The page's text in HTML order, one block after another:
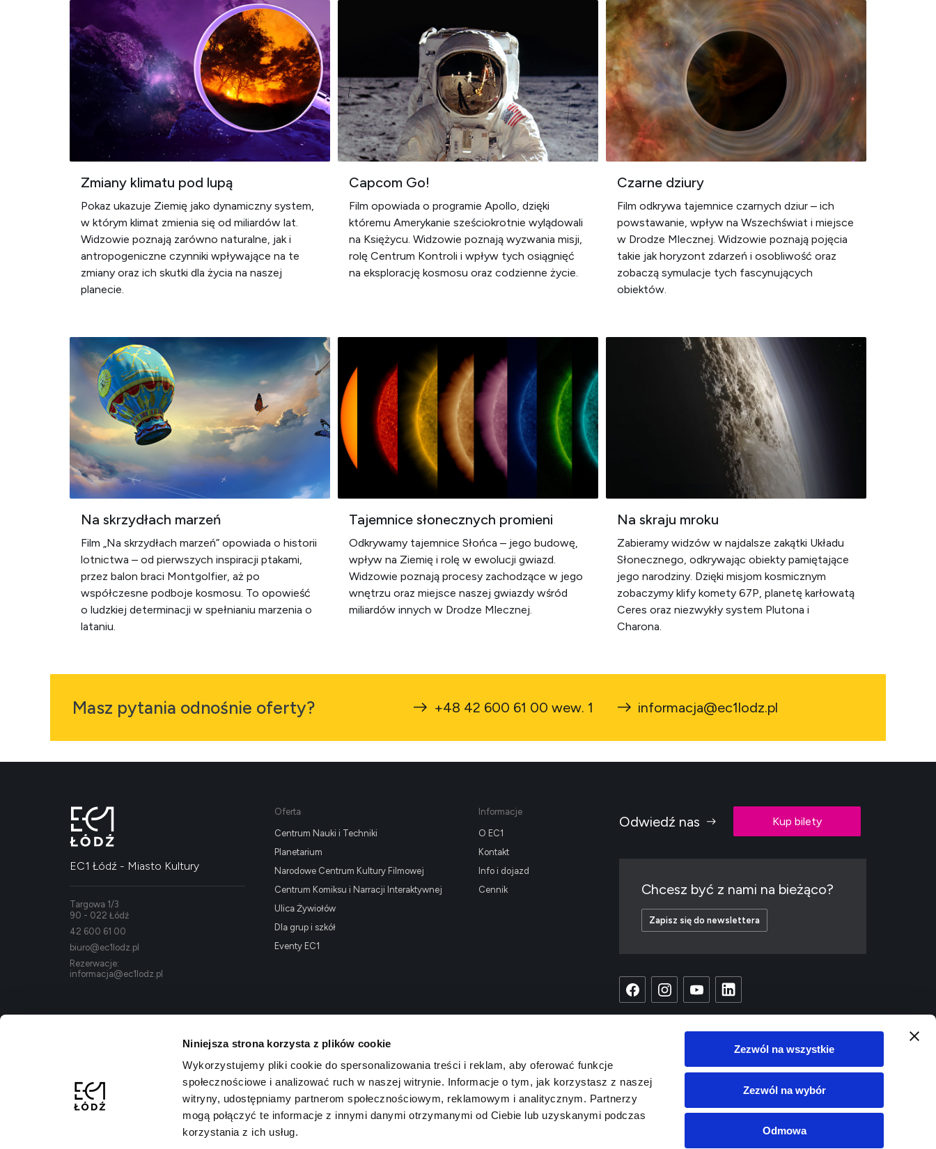
Niniejsza strona korzysta z plików cookie
Wykorzystujemy pliki cookie do spersonalizowania treści i reklam, aby oferować funkcje
społecznościowe i analizować ruch w naszej witrynie. Informacje o tym, jak korzystasz z naszej
witryny, udostępniamy partnerom społecznościowym, reklamowym i analitycznym. Partnerzy
mogą połączyć te informacje z innymi danymi otrzymanymi od Ciebie lub uzyskanymi podczas
korzystania z ich usług.
Zezwól na wszystkie
Zezwól na wybór
Odmowa
Zmiany klimatu pod lupą
Pokaz ukazuje Ziemię jako dynamiczny system,
w którym klimat zmienia się od miliardów lat.
Widzowie poznają zarówno naturalne, jak i
antropogeniczne czynniki wpływające na te
zmiany oraz ich skutki dla życia na naszej
planecie.
Capcom Go!
Film opowiada o programie Apollo, dzięki
któremu Amerykanie sześciokrotnie wylądowali
na Księżycu. Widzowie poznają wyzwania misji,
rolę Centrum Kontroli i wpływ tych osiągnięć
na eksplorację kosmosu oraz codzienne życie.
Czarne dziury
Film odkrywa tajemnice czarnych dziur – ich
powstawanie, wpływ na Wszechświat i miejsce
w Drodze Mlecznej. Widzowie poznają pojęcia
takie jak horyzont zdarzeń i osobliwość oraz
zobaczą symulacje tych fascynujących
obiektów.
Na skrzydłach marzeń
Film „Na skrzydłach marzeń” opowiada o historii
lotnictwa – od pierwszych inspiracji ptakami,
przez balon braci Montgolfier, aż po
współczesne podboje kosmosu. To opowieść
o ludzkiej determinacji w spełnianiu marzenia o
lataniu.
Tajemnice słonecznych promieni
Odkrywamy tajemnice Słońca – jego budowę,
wpływ na Ziemię i rolę w ewolucji gwiazd.
Widzowie poznają procesy zachodzące w jego
wnętrzu oraz miejsce naszej gwiazdy wśród
miliardów innych w Drodze Mlecznej.
Na skraju mroku
Zabieramy widzów w najdalsze zakątki Układu
Słonecznego, odkrywając obiekty pamiętające
jego narodziny. Dzięki misjom kosmicznym
zobaczymy klify komety 67P, planetę karłowatą
Ceres oraz niezwykły system Plutona i
Charona.
Masz pytania odnośnie oferty? +48 42 600 61 00 wew. 1 informacja@ec1lodz.pl
EC1 Łódź - Miasto Kultury
Targowa 1/3
90 - 022 Łódź
42 600 61 00
biuro@ec1lodz.pl
Rezerwacje:
informacja@ec1lodz.pl
Oferta
Centrum Nauki i Techniki
Planetarium
Narodowe Centrum Kultury Filmowej
Centrum Komiksu i Narracji Interaktywnej
Ulica Żywiołów
Dla grup i szkół
Eventy EC1
Informacje
O EC1
Kontakt
Info i dojazd
Cennik
Odwiedź nas Kup bilety
Chcesz być z nami na bieżąco?
Zapisz się do newslettera